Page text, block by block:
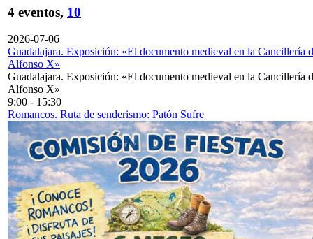
4 eventos, 10
2026-07-06
Guadalajara. Exposición: «El documento medieval en la Cancillería
Alfonso X»
Guadalajara. Exposición: «El documento medieval en la Cancillería
Alfonso X»
9:00 - 15:30
Romancos. Ruta de senderismo: Patón Sufre